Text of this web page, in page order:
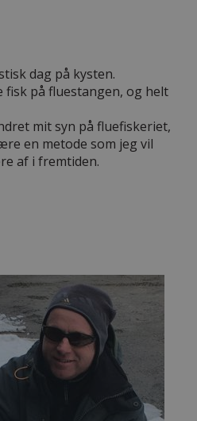
dag på kysten.
fisk på fluestangen, og helt
mit syn på fluefiskeriet,
en metode som jeg vil
af i fremtiden.